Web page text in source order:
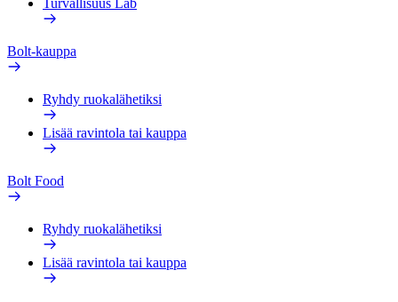
Turvallisuus Lab
Bolt-kauppa
Ryhdy ruokalähetiksi
Lisää ravintola tai kauppa
Bolt Food
Ryhdy ruokalähetiksi
Lisää ravintola tai kauppa